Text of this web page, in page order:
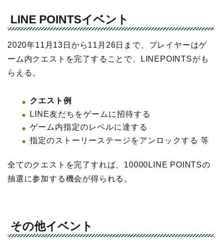
LINE POINTSイベント
2020年11月13日から11月26日まで、プレイヤーはゲ
ーム内クエストを完了することで、LINEPOINTSがも
らえる。
クエスト例
LINE友だちをゲームに招待する
ゲーム内指定のレベルに達する
指定のストーリーステージをアンロックする 等
全てのクエストを完了すれば、10000LINE POINTSの
抽選に参加する機会が得られる。
その他イベント